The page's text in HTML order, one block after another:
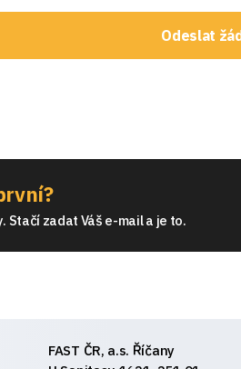
Odeslat
Stačí zadat Váš e-mail a je to.
FAST ČR, a.s. Říčany